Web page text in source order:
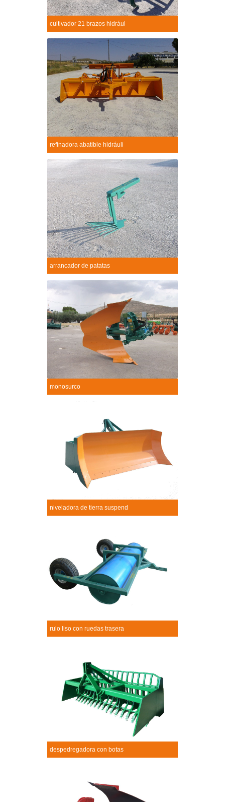
Cultivador 21 brazos hidrául...
+
cultivador 21 brazos hidrául
Refinadora abatible hidráuli...
+
refinadora abatible hidráuli
Arrancador de patatas
+
arrancador de patatas
Monosurco
+
monosurco
Niveladora de tierra suspend
+
niveladora de tierra suspend
Rulo liso con ruedas trasera
rulo liso con ruedas trasera
Despedregadora con botas
despedregadora con botas